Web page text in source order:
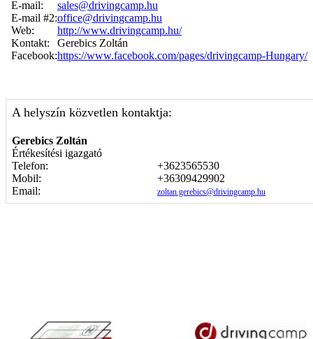
E-mail:
sales@drivingcamp.hu
E-mail #2:office@drivingcamp.hu
Web:
http://www.drivingcamp.hu/
Kontakt:
Gerebics Zoltán
Facebook:https://www.facebook.com/pages/drivingcamp-Hungary/
A helyszín közvetlen kontaktja:
Gerebics Zoltán
Értékesítési igazgató
Telefon:
+3623565530
Mobil:
+36309429902
Email:
zoltan.gerebics@drivingcamp.hu